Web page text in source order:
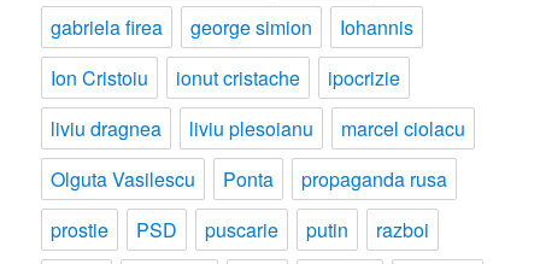
gabriela firea
george simion
Iohannis
Ion Cristoiu
ionut cristache
ipocrizie
liviu dragnea
liviu plesoianu
marcel ciolacu
Olguta Vasilescu
Ponta
propaganda rusa
prostie
PSD puscarie putin
razboi